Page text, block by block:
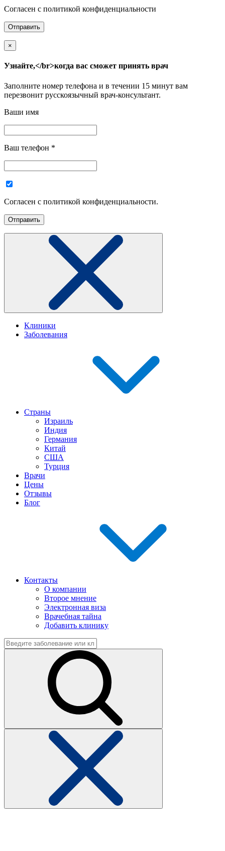
Согласен с политикой конфиденциальности
×
Узнайте,</br>когда вас сможет принять врач
Заполните номер телефона и в течении 15 минут вам
перезвонит русскоязычный врач-консультант.
Ваши имя
Ваш телефон *
Согласен с политикой конфиденциальности.
Клиники
Заболевания
Страны
Израиль
Индия
Германия
Китай
США
Турция
Врачи
Цены
Отзывы
Блог
Контакты
О компании
Второе мнение
Электронная виза
Врачебная тайна
Добавить клинику